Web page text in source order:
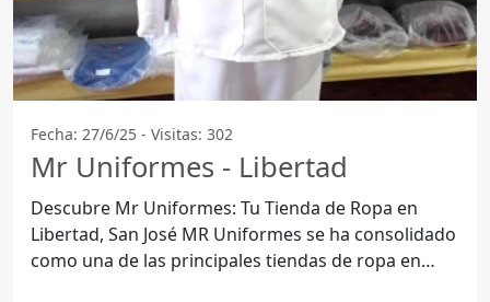
Fecha: 27/6/25 - Visitas: 302
Mr Uniformes - Libertad
Descubre Mr Uniformes: Tu Tienda de Ropa en
Libertad, San José MR Uniformes se ha consolidado
como una de las principales tiendas de ropa en